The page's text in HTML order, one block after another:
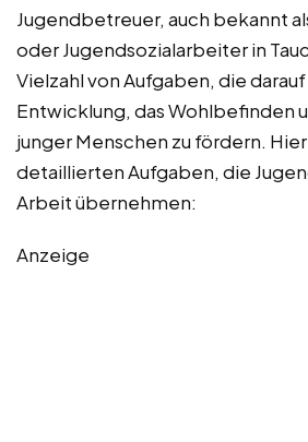
Jugendbetreuer, auch bekannt
oder Jugendsozialarbeiter in
Vielzahl von Aufgaben, die
Entwicklung, das Wohlbefinden
junger Menschen zu fördern.
detaillierten Aufgaben, die
Arbeit übernehmen:
Anzeige